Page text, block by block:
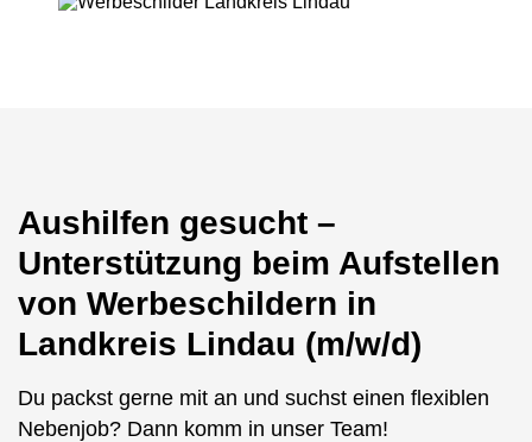
Aushilfen gesucht –
Unterstützung beim Aufstellen
von Werbeschildern in
Landkreis Lindau (m/w/d)
Du packst gerne mit an und suchst einen flexiblen
Nebenjob? Dann komm in unser Team!